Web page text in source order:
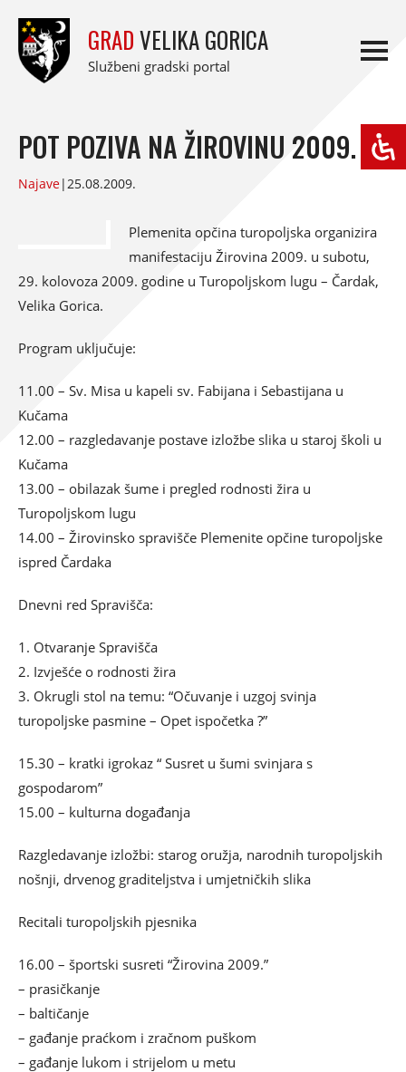
GRADVELIKA GORICA
Službeni gradski portal
POT POZIVA NA ŽIROVINU 2009.
Najave|25.08.2009.
Plemenita opčina turopoljska organizira
manifestaciju Žirovina 2009. u subotu,
29. kolovoza 2009. godine u Turopoljskom lugu – Čardak,
Velika Gorica.
Program uključuje:
11.00 – Sv. Misa u kapeli sv. Fabijana i Sebastijana u
Kučama
12.00 – razgledavanje postave izložbe slika u staroj školi u
Kučama
13.00 – obilazak šume i pregled rodnosti žira u
Turopoljskom lugu
14.00 – Žirovinsko spravišče Plemenite opčine turopoljske
ispred Čardaka
Dnevni red Spravišča:
1. Otvaranje Spravišča
2. Izvješće o rodnosti žira
3. Okrugli stol na temu: “Očuvanje i uzgoj svinja
turopoljske pasmine – Opet ispočetka ?”
15.30 – kratki igrokaz “ Susret u šumi svinjara s
gospodarom”
15.00 – kulturna događanja
Razgledavanje izložbi: starog oružja, narodnih turopoljskih
nošnji, drvenog graditeljstva i umjetničkih slika
Recitali turopoljskih pjesnika
16.00 – športski susreti “Žirovina 2009.”
– prasičkanje
– baltičanje
– gađanje praćkom i zračnom puškom
– gađanje lukom i strijelom u metu